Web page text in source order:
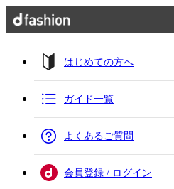
はじめての方へ
ガイド一覧
よくあるご質問
会員登録 / ログイン